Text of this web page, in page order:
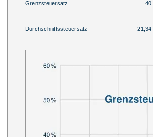
Grenzsteuersatz 40
Durchschnittssteuersatz 21,34